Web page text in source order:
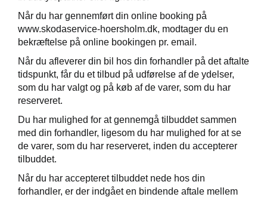
Når du har gennemført din online booking på
www.skodaservice-hoersholm.dk, modtager du en
bekræftelse på online bookingen pr. email.
Når du afleverer din bil hos din forhandler på det aftalte
tidspunkt, får du et tilbud på udførelse af de ydelser,
som du har valgt og på køb af de varer, som du har
reserveret.
Du har mulighed for at gennemgå tilbuddet sammen
med din forhandler, ligesom du har mulighed for at se
de varer, som du har reserveret, inden du accepterer
tilbuddet.
Når du har accepteret tilbuddet nede hos din
forhandler, er der indgået en bindende aftale mellem